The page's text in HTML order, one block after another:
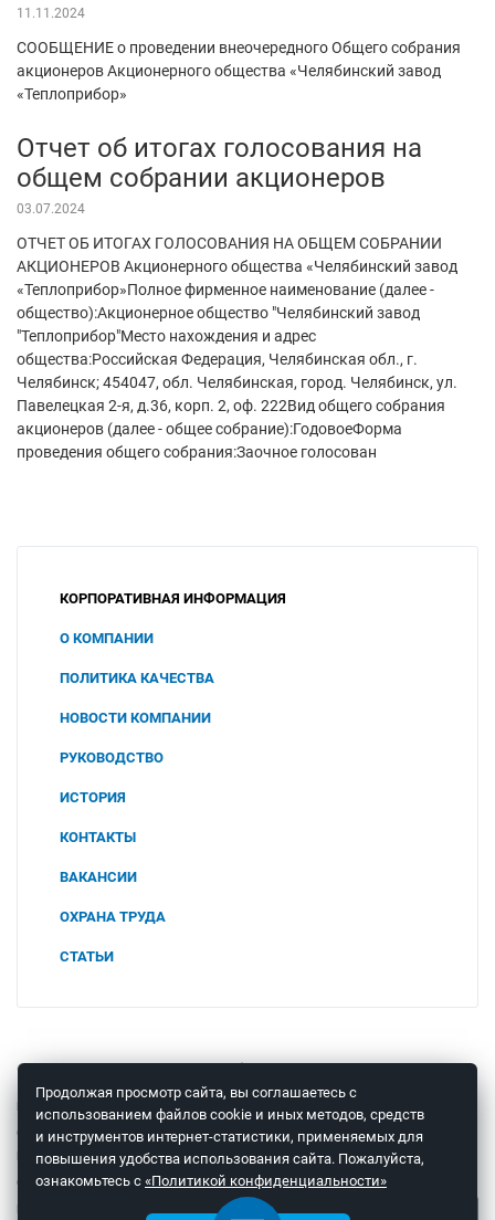
11.11.2024
СООБЩЕНИЕ о проведении внеочередного Общего собрания
акционеров Акционерного общества «Челябинский завод
«Теплоприбор»
Отчет об итогах голосования на
общем собрании акционеров
03.07.2024
ОТЧЕТ ОБ ИТОГАХ ГОЛОСОВАНИЯ НА ОБЩЕМ СОБРАНИИ
АКЦИОНЕРОВ Акционерного общества «Челябинский завод
«Теплоприбор»Полное фирменное наименование (далее -
общество):Акционерное общество "Челябинский завод
"Теплоприбор"Место нахождения и адрес
общества:Российская Федерация, Челябинская обл., г.
Челябинск; 454047, обл. Челябинская, город. Челябинск, ул.
Павелецкая 2-я, д.36, корп. 2, оф. 222Вид общего собрания
акционеров (далее - общее собрание):ГодовоеФорма
проведения общего собрания:Заочное голосован
КОРПОРАТИВНАЯ ИНФОРМАЦИЯ
О КОМПАНИИ
ПОЛИТИКА КАЧЕСТВА
НОВОСТИ КОМПАНИИ
РУКОВОДСТВО
ИСТОРИЯ
КОНТАКТЫ
ВАКАНСИИ
ОХРАНА ТРУДА
2024
ПРОМЫШЛЕННОЙ БЕЗОПАСНОСТИ
СТАТЬИ
© 2008 – 2026 ООО «Теплоприбор-Сенсор»
КОНСУЛЬТАЦИЯ СПЕЦИАЛИСТА
ОТПРАВКА ОБОРУДОВАНИЯ В
РЕМОНТ
ОТЗЫВЫ
КОНТАКТЫ
Мы в соцсетях
Продолжая просмотр сайта, вы соглашаетесь с
использованием файлов cookie и иных методов, средств
и инструментов интернет-статистики, применяемых для
повышения удобства использования сайта. Пожалуйста,
ознакомьтесь с«Политикой конфиденциальности»